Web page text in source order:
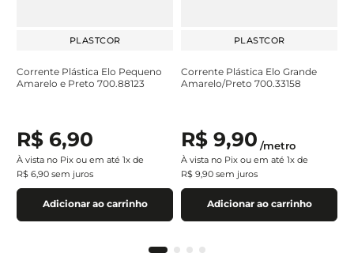
PLASTCOR
Corrente Plástica Elo Pequeno
Amarelo e Preto 700.88123
R$ 6,90
À vista no Pix ou em até 1x de
R$ 6,90 sem juros
Adicionar ao carrinho
PLASTCOR
Corrente Plástica Elo Grande
Amarelo/Preto 700.33158
R$ 9,90 /metro
À vista no Pix ou em até 1x de
R$ 9,90 sem juros
Adicionar ao carrinho